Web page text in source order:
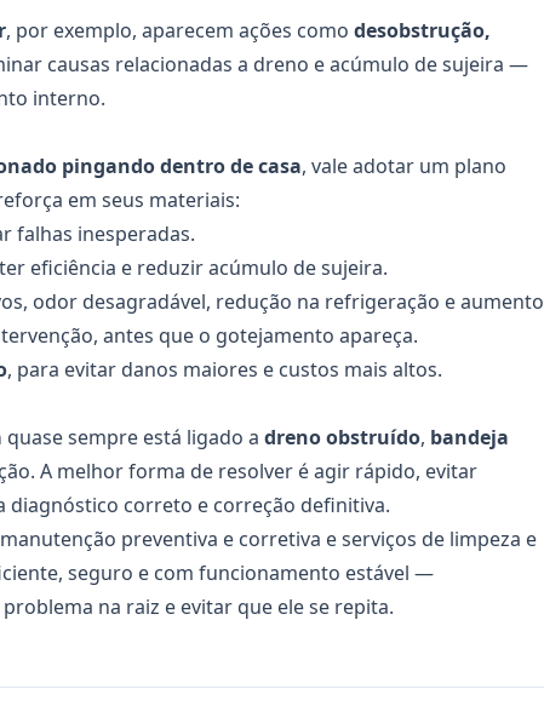
, por exemplo, aparecem ações como desobstrução,
causas relacionadas a dreno e acúmulo de sujeira —
interno.
pingando dentro de casa, vale adotar um plano
em seus materiais:
falhas inesperadas.
eficiência e reduzir acúmulo de sujeira.
odor desagradável, redução na refrigeração e aumento
antes que o gotejamento apareça.
, para evitar danos maiores e custos mais altos.
quase sempre está ligado a dreno obstruído, bandeja
A melhor forma de resolver é agir rápido, evitar
diagnóstico correto e correção definitiva.
preventiva e corretiva e serviços de limpeza e
seguro e com funcionamento estável —
na raiz e evitar que ele se repita.